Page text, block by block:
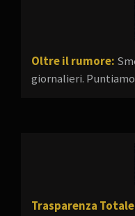
Oltre il rumore:
giornalieri.
Trasparenza